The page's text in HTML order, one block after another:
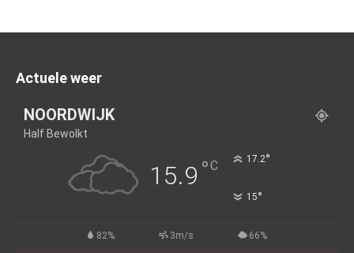
Actuele weer
NOORDWIJK
Half Bewolkt
15.9 °C 17.2°
15°
82% 3m/s 66%